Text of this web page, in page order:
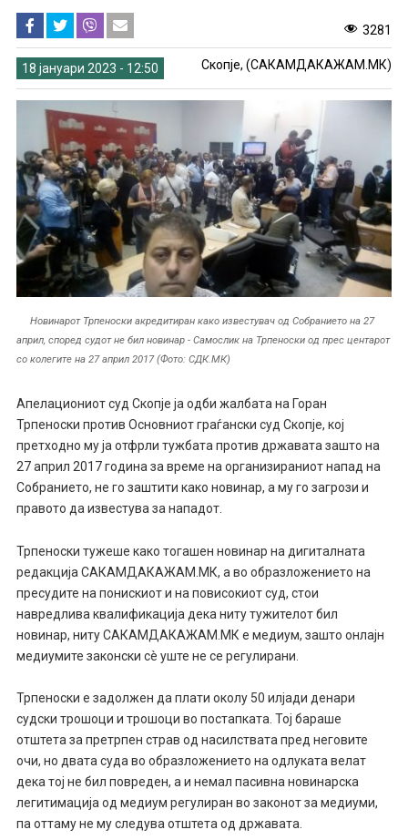
3281
18 јануари 2023 - 12:50 Скопје, (САКАМДАКАЖАМ.МК)
Новинарот Трпеноски акредитиран како известувач од Собранието на 27
април, според судот не бил новинар - Самослик на Трпеноски од прес центарот
со колегите на 27 април 2017 (Фото: СДК.МК)
Апелациониот суд Скопје ја одби жалбата на Горан
Трпеноски против Основниот граѓански суд Скопје, кој
претходно му ја отфрли тужбата против државата зашто на
27 април 2017 година за време на организираниот напад на
Собранието, не го заштити како новинар, а му го загрози и
правото да известува за нападот.
Трпеноски тужеше како тогашен новинар на дигиталната
редакција САКАМДАКАЖАМ.МК, а во образложението на
пресудите на понискиот и на повисокиот суд, стои
навредлива квалификација дека ниту тужителот бил
новинар, ниту САКАМДАКАЖАМ.МК е медиум, зашто онлајн
медиумите законски сè уште не се регулирани.
Трпеноски е задолжен да плати околу 50 илјади денари
судски трошоци и трошоци во постапката. Тој бараше
отштета за претрпен страв од насилствата пред неговите
очи, но двата суда во образложението на одлуката велат
дека тој не бил повреден, а и немал пасивна новинарска
легитимација од медиум регулиран во законот за медиуми,
па оттаму не му следува отштета од државата.